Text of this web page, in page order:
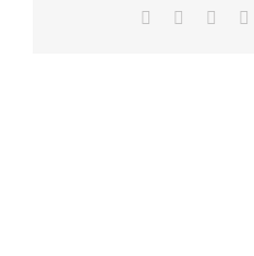
Facebook
Twitter